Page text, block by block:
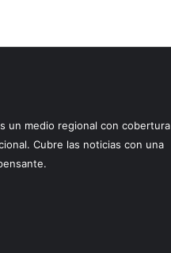
un medio regional con cobertura
Cubre las noticias con una